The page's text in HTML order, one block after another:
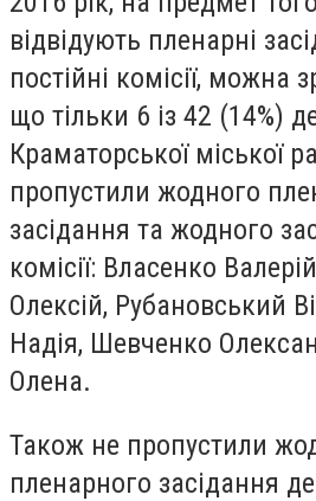
відвідують пленарні
постійні комісії, можна
що тільки 6 із 42 (14%)
Краматорської міської
пропустили жодного
засідання та жодного
комісії: Власенко
Олексій, Рубановський
Надія, Шевченко
Олена.
Також не пропустили
пленарного засідання